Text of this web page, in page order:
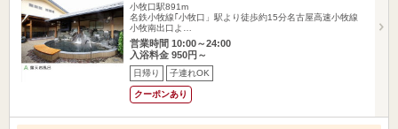
小牧口駅891m
名鉄小牧線｢小牧口」駅より徒歩約15分名古屋高速小牧線
小牧南出口よ…
営業時間 10:00～24:00
入浴料金 950円～
日帰り 子連れOK
クーポンあり